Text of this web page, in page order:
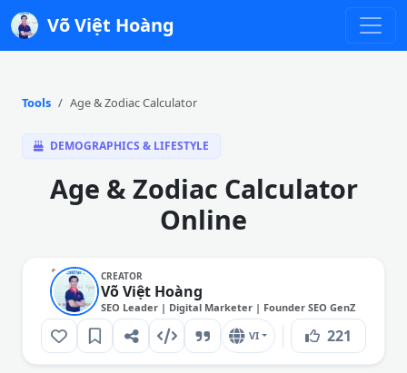
Võ Việt Hoàng
Tools Age & Zodiac Calculator
DEMOGRAPHICS & LIFESTYLE
Age & Zodiac Calculator
Online
CREATOR
Võ Việt Hoàng
SEO Leader | Digital Marketer | Founder SEO GenZ
VI 221